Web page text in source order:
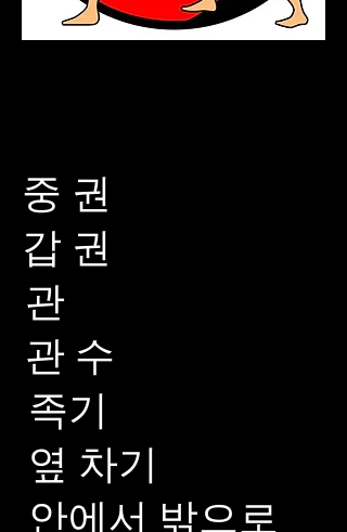
중 권
갑 권
관
관 수
족기
옆 차기
안에서 밖으로